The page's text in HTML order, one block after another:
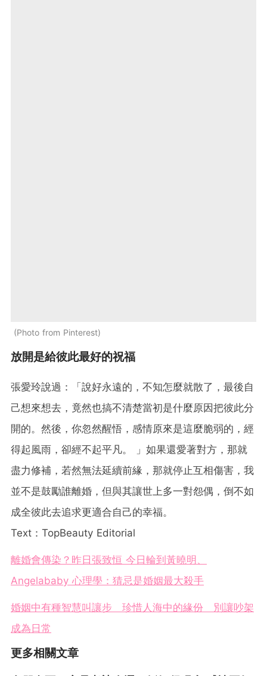
Photo from Pinterest
放開是給彼此最好的祝福
張愛玲說過：「說好永遠的，不知怎麼就散了，最後自
己想來想去，竟然也搞不清楚當初是什麼原因把彼此分
開的。然後，你忽然醒悟，感情原來是這麼脆弱的，經
得起風雨，卻經不起平凡。 」如果還愛著對方，那就
盡力修補，若然無法延續前緣，那就停止互相傷害，我
並不是鼓勵誰離婚，但與其讓世上多一對怨偶，倒不如
成全彼此去追求更適合自己的幸福。
Text：TopBeauty Editorial
離婚會傳染？昨日張致恒 今日輪到黃曉明、
Angelababy 心理學：猜忌是婚姻最大殺手
婚姻中有種智慧叫讓步 珍惜人海中的緣份 別讓吵架
成為日常
更多相關文章